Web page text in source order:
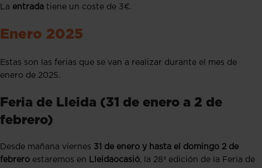
La entrada tiene un coste de 3€.
Enero 2025
Estas son las ferias que se van a realizar durante el mes de
enero de 2025.
Feria de Lleida (31 de enero a 2 de
febrero)
Desde mañana viernes 31 de enero y hasta el domingo 2 de
febrero estaremos en Lleidaocasió, la 28ª edición de la Feria de